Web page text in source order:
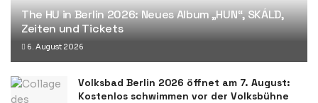
The HU in Berlin 2026: Neues Album „HUN“, SKÁLD,
Zeiten und Tickets
6. August 2026
Volksbad Berlin 2026 öffnet am 7. August:
Kostenlos schwimmen vor der Volksbühne